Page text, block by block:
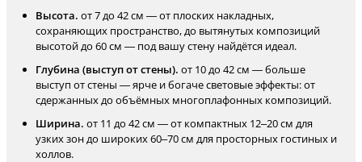
Высота. от 7 до 42 см — от плоских накладных,
сохраняющих пространство, до вытянутых композиций
высотой до 60 см — под вашу стену найдётся идеал.
Глубина (выступ от стены). от 10 до 42 см — больше
выступ от стены — ярче и богаче световые эффекты: от
сдержанных до объёмных многоплафонных композиций.
Ширина. от 11 до 42 см — от компактных 12–20 см для
узких зон до широких 60–70 см для просторных гостиных и
холлов.